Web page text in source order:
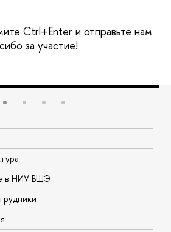
Ctrl+Enter и отправьте нам
за участие!
в НИУ ВШЭ